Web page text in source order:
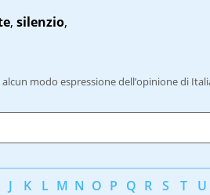
, silenzio,
modo espressione dell’opinione di
J K L M N O P Q R S T U